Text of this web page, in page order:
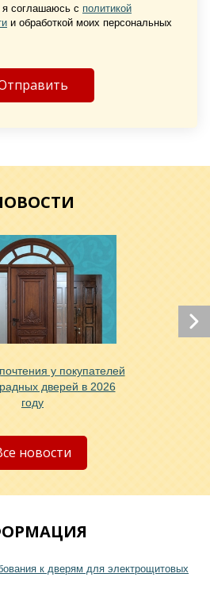
я соглашаюсь с политикой
и обработкой моих персональных
у покупателей
дверей в 2026
году
новости
к дверям для электрощитовых